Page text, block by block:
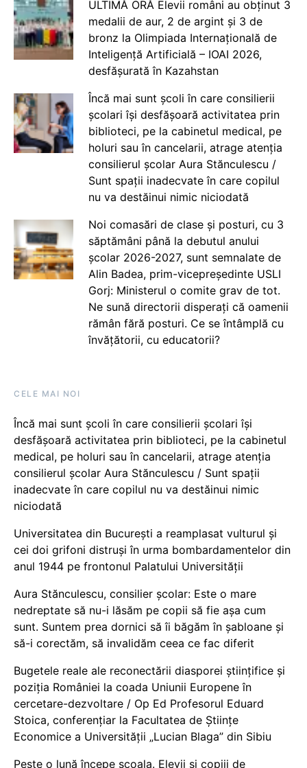
ULTIMĂ ORĂ Elevii români au obținut 3
medalii de aur, 2 de argint și 3 de
bronz la Olimpiada Internațională de
Inteligență Artificială – IOAI 2026,
desfășurată în Kazahstan
Încă mai sunt școli în care consilierii
școlari își desfășoară activitatea prin
biblioteci, pe la cabinetul medical, pe
holuri sau în cancelarii, atrage atenția
consilierul școlar Aura Stănculescu /
Sunt spații inadecvate în care copilul
nu va destăinui nimic niciodată
Noi comasări de clase și posturi, cu 3
săptămâni până la debutul anului
școlar 2026-2027, sunt semnalate de
Alin Badea, prim-vicepreședinte USLI
Gorj: Ministerul o comite grav de tot.
Ne sună directorii disperați că oamenii
rămân fără posturi. Ce se întâmplă cu
învățătorii, cu educatorii?
CELE MAI NOI
Încă mai sunt școli în care consilierii școlari își
desfășoară activitatea prin biblioteci, pe la cabinetul
medical, pe holuri sau în cancelarii, atrage atenția
consilierul școlar Aura Stănculescu / Sunt spații
inadecvate în care copilul nu va destăinui nimic
niciodată
Universitatea din București a reamplasat vulturul și
cei doi grifoni distruși în urma bombardamentelor din
anul 1944 pe frontonul Palatului Universității
Aura Stănculescu, consilier școlar: Este o mare
nedreptate să nu-i lăsăm pe copii să fie așa cum
sunt. Suntem prea dornici să îi băgăm în șabloane și
să-i corectăm, să invalidăm ceea ce fac diferit
Bugetele reale ale reconectării diasporei științifice și
poziția României la coada Uniunii Europene în
cercetare-dezvoltare / Op Ed Profesorul Eduard
Stoica, conferențiar la Facultatea de Științe
Economice a Universității „Lucian Blaga” din Sibiu
Peste o lună începe școala. Elevii și copiii de